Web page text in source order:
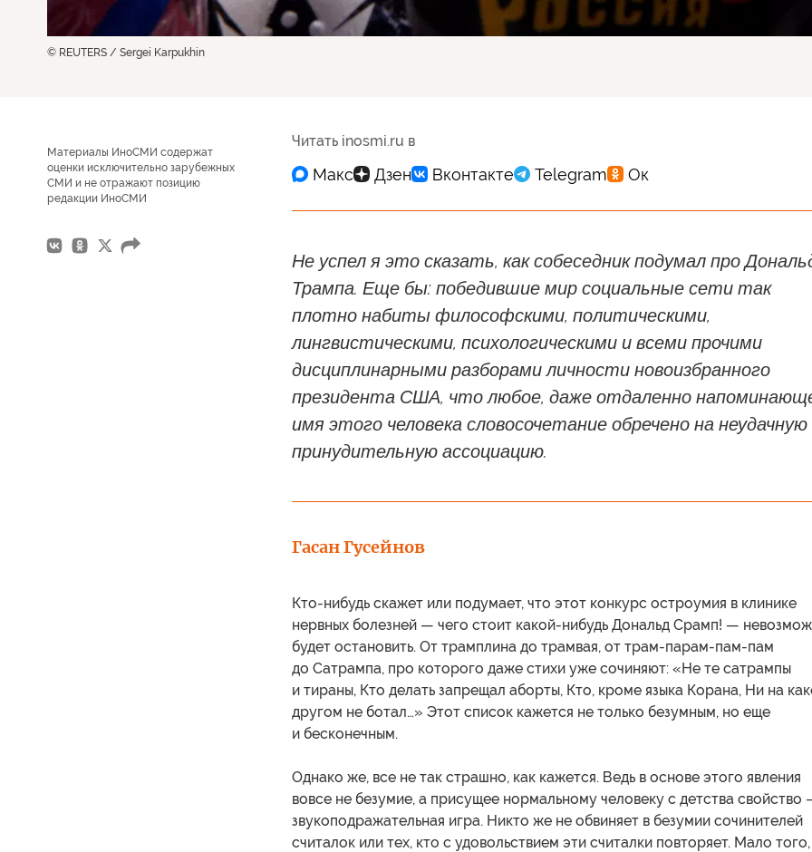
© REUTERS / Sergei Karpukhin
Материалы ИноСМИ содержат
оценки исключительно зарубежных
СМИ и не отражают позицию
редакции ИноСМИ
Читать inosmi.ru в
Не успел я это сказать, как собеседник подумал про
Трампа. Еще бы: победившие мир социальные сети так
плотно набиты философскими, политическими,
лингвистическими, психологическими и всеми прочими
дисциплинарными разборами личности новоизбранного
президента США, что любое, даже отдаленно
имя этого человека словосочетание обречено на неудачную
принудительную ассоциацию.
Гасан Гусейнов
Кто-нибудь скажет или подумает, что этот конкурс остроумия в клинике
нервных болезней — чего стоит какой-нибудь Дональд Срамп! —
будет остановить. От трамплина до трамвая, от трам-парам-пам-пам
до Сатрампа, про которого даже стихи уже сочиняют: «Не те сатрампы
и тираны, Кто делать запрещал аборты, Кто, кроме языка Корана, Ни на
другом не ботал…» Этот список кажется не только безумным, но еще
и бесконечным.
Однако же, все не так страшно, как кажется. Ведь в основе этого явления
вовсе не безумие, а присущее нормальному человеку с детства свойство
звукоподражательная игра. Никто же не обвиняет в безумии сочинителей
считалок или тех, кто с удовольствием эти считалки повторяет. Мало того,